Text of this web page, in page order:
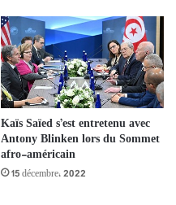
Kaïs Saïed s’est entretenu avec
Antony Blinken lors du Sommet
afro-américain
15 décembre، 2022